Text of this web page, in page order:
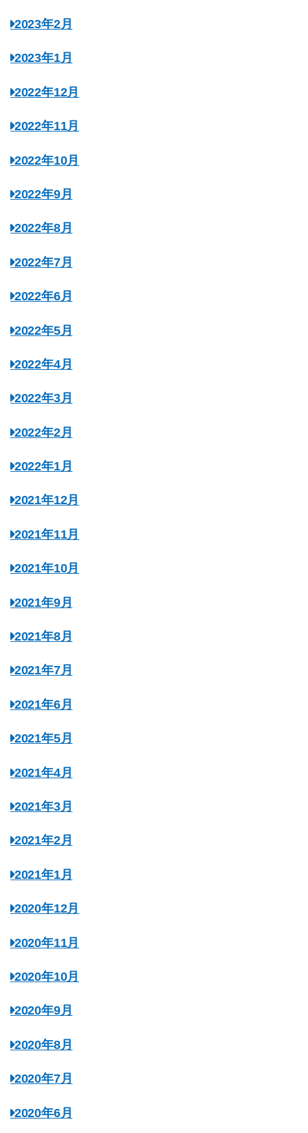
2023年2月
2023年1月
2022年12月
2022年11月
2022年10月
2022年9月
2022年8月
2022年7月
2022年6月
2022年5月
2022年4月
2022年3月
2022年2月
2022年1月
2021年12月
2021年11月
2021年10月
2021年9月
2021年8月
2021年7月
2021年6月
2021年5月
2021年4月
2021年3月
2021年2月
2021年1月
2020年12月
2020年11月
2020年10月
2020年9月
2020年8月
2020年7月
2020年6月